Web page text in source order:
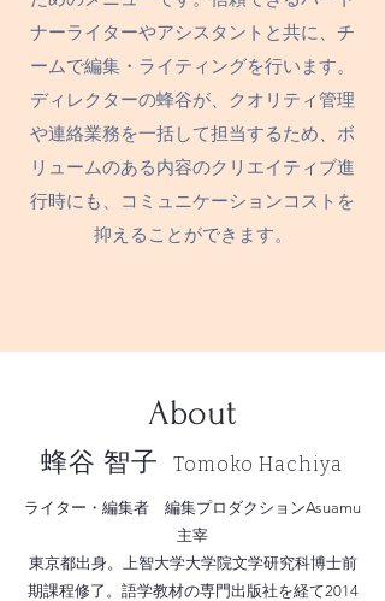
ナーライターやアシスタントと共に、チ
ームで編集・ライティングを行います。
ディレクターの蜂谷が、クオリティ管理
や連絡業務を一括して担当するため、ボ
リュームのある内容のクリエイティブ進
行時にも、コミュニケーションコストを
抑えることができます。
About
蜂谷 智子 Tomoko Hachiya
ライター・編集者 編集プロダクションAsuamu
主宰
東京都出身。上智大学大学院文学研究科博士前
期課程修了。語学教材の専門出版社を経て2014